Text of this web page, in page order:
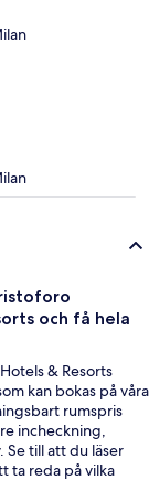
och få hela
& Resorts
kan bokas på våra
rumspris
incheckning,
till att du läser
ta reda på vilka